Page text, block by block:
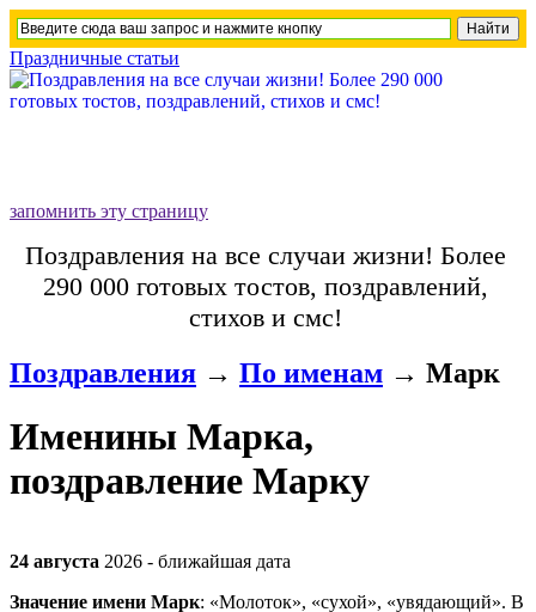
Праздничные статьи
запомнить эту страницу
Поздравления на все случаи жизни! Более
290 000 готовых тостов, поздравлений,
стихов и смс!
Поздравления → По именам → Марк
Именины Марка,
поздравление Марку
24 августа 2026 - ближайшая дата
Значение имени Марк: «Молоток», «сухой», «увядающий». В